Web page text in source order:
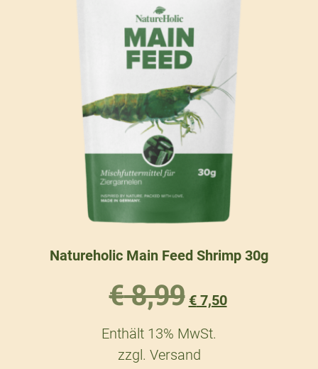
Natureholic Main Feed Shrimp 30g
€8,99 €7,50
Enthält 13% MwSt.
zzgl. Versand